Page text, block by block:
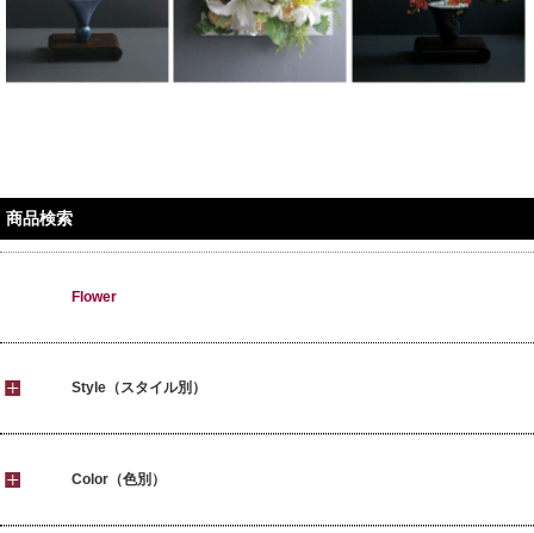
商品検索
Flower
Style（スタイル別）
Color（色別）